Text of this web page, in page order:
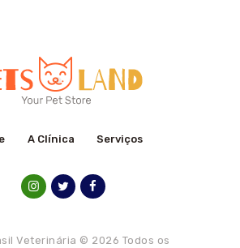
A Clínica Serviços
Veterinária © 2026 Todos os